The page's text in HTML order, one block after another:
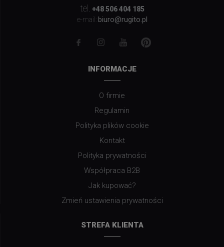
tel. +48 506 404 185
e-mail: biuro@rugito.pl
INFORMACJE
O firmie
Regulamin
Polityka plików cookie
Kontakt
Polityka prywatności
Współpraca B2B
Jak kupować?
Zmień ustawienia prywatności
STREFA KLIENTA